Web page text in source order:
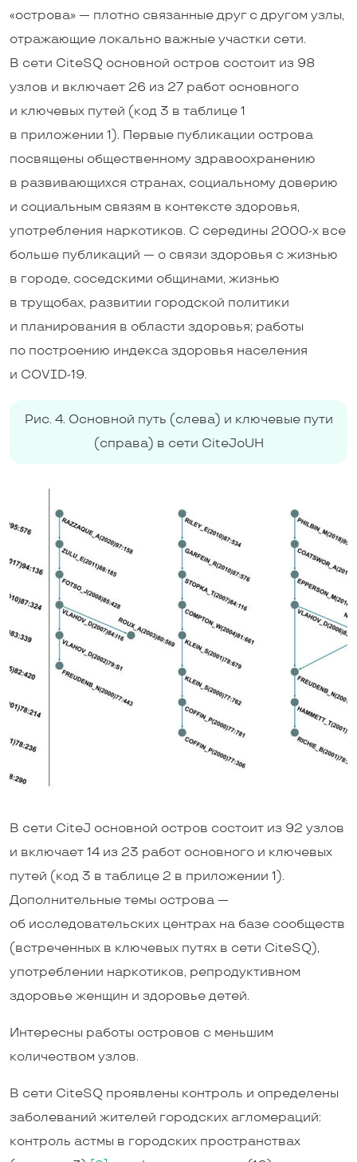
«острова» — плотно связанные друг с другом узлы,
отражающие локально важные участки сети.
В сети CiteSQ основной остров состоит из 98
узлов и включает 26 из 27 работ основного
и ключевых путей (код 3 в таблице 1
в приложении 1). Первые публикации острова
посвящены общественному здравоохранению
в развивающихся странах, социальному доверию
и социальным связям в контексте здоровья,
употребления наркотиков. С середины 2000-х все
больше публикаций — о связи здоровья с жизнью
в городе, соседскими общинами, жизнью
в трущобах, развитии городской политики
и планирования в области здоровья; работы
по построению индекса здоровья населения
и COVID-19.
Рис. 4. Основной путь (слева) и ключевые пути
(справа) в сети CiteJoUH
В сети CiteJ основной остров состоит из 92 узлов
и включает 14 из 23 работ основного и ключевых
путей (код 3 в таблице 2 в приложении 1).
Дополнительные темы острова —
об исследовательских центрах на базе сообществ
(встреченных в ключевых путях в сети CiteSQ),
употреблении наркотиков, репродуктивном
здоровье женщин и здоровье детей.
Интересны работы островов с меньшим
количеством узлов.
В сети CiteSQ проявлены контроль и определены
заболеваний жителей городских агломераций:
контроль астмы в городских пространствах